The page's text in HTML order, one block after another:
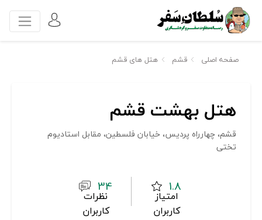
صفحه اصلی قشم هتل های قشم
هتل بهشت قشم
قشم، چهارراه پردیس، خیابان فلسطین، مقابل استادیوم
تختی
1.8
امتیاز
کاربران
34
نظرات
کاربران